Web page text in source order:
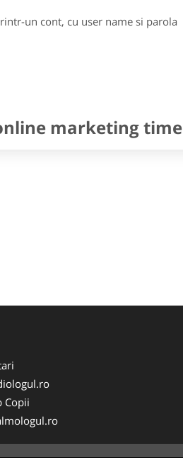
un cont, cu user name si parola
marketing time
Copii